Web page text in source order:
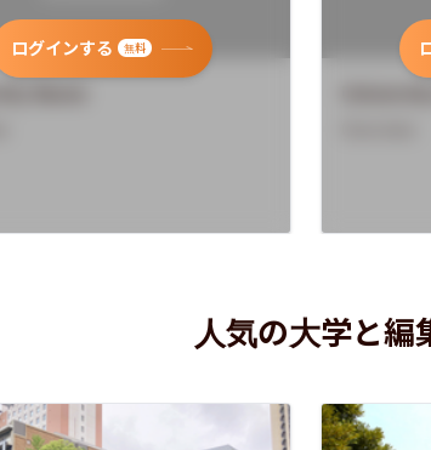
ログインする 無料
人気の大学と編